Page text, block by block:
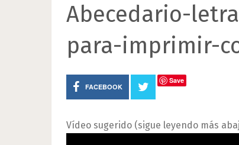
Abecedario-
para-imprimir-
FACEBOOK
Save
Vídeo sugerido (sigue leyendo más